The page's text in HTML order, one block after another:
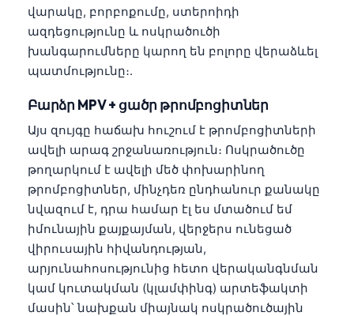
վարակը, բորբոքումը, ստերոիդի
ազդեցությունը և ոսկրածուծի
խանգարումները կարող են բոլորը վերաձևել
պատմությունը։.
Բարձր MPV + ցածր թրոմբոցիտներ
Այս զույգը հաճախ հուշում է թրոմբոցիտների
ավելի արագ շրջանառություն։ Ոսկրածուծը
թողարկում է ավելի մեծ փոխարինող
թրոմբոցիտներ, մինչդեռ ընդհանուր քանակը
նվազում է, դրա համար էլ ես մտածում եմ
իմունային քայքայման, վերջերս ունեցած
վիրուսային հիվանդության,
արյունահոսությունից հետո վերականգնման
կամ կուտակման (կլամփինգ) արտեֆակտի
մասին՝ նախքան միայնակ ոսկրածուծային
मराठी
తెలుగు
தமிழ்
ગુજરાતી
ಕನ್ನಡ
മലയാളം
Bahasa Melayu
ไทย
ဗမာစာ
ភាសាខ្មែរ